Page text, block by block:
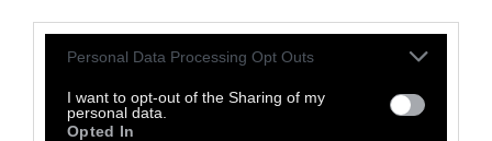
Personal Data Processing Opt Outs
I want to opt-out of the Sharing of my
personal data.
Opted In
παρατηρείς το εξαιρετικό και να κάνεις
παύσεις και στάσεις –ώστε να θυμάσαι και να
χαίρεσαι στιγμές της καθημερινής ζωής.